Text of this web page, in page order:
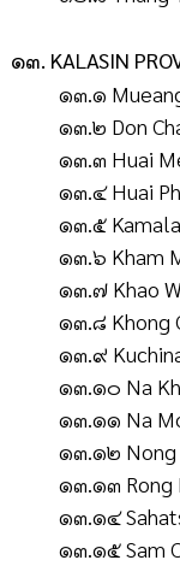
๑๓. KALASIN
๑๓.๑
๑๓.๒ Don
๑๓.๓ Huai
๑๓.๔ Huai
๑๓.๕
๑๓.๖ Kham
๑๓.๗ Khao
๑๓.๘ Khong
๑๓.๙
๑๓.๑๐ Na
๑๓.๑๑ Na
๑๓.๑๒ Nong
๑๓.๑๓ Rong
๑๓.๑๔
๑๓.๑๕ Sam